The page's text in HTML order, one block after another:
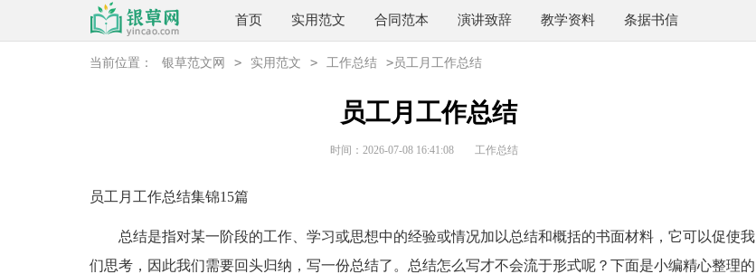
首页 实用范文 合同范本 演讲致辞 教学资料 条据书信
当前位置： 银草范文网 > 实用范文 > 工作总结 >员工月工作总结
员工月工作总结
时间：2026-07-08 16:41:08 工作总结
员工月工作总结集锦15篇
总结是指对某一阶段的工作、学习或思想中的经验或情况加以总结和概括的书面材料，它可以促使我
们思考，因此我们需要回头归纳，写一份总结了。总结怎么写才不会流于形式呢？下面是小编精心整理的